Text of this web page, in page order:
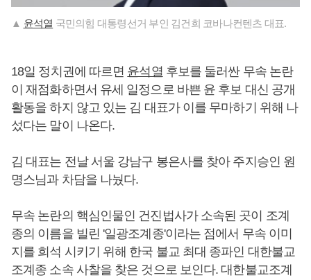
▲ 윤석열 국민의힘 대통령선거 부인 김건희 코바나컨텐츠 대표.
18일 정치권에 따르면 윤석열 후보를 둘러싼 무속 논란
이 재점화하면서 유세 일정으로 바쁜 윤 후보 대신 공개
활동을 하지 않고 있는 김 대표가 이를 무마하기 위해 나
섰다는 말이 나온다.
김 대표는 전날 서울 강남구 봉은사를 찾아 주지승인 원
명스님과 차담을 나눴다.
무속 논란의 핵심인물인 건진법사가 소속된 곳이 조계
종의 이름을 빌린 '일광조계종'이라는 점에서 무속 이미
지를 희석 시키기 위해 한국 불교 최대 종파인 대한불교
조계종 소속 사찰을 찾은 것으로 보인다. 대한불교조계